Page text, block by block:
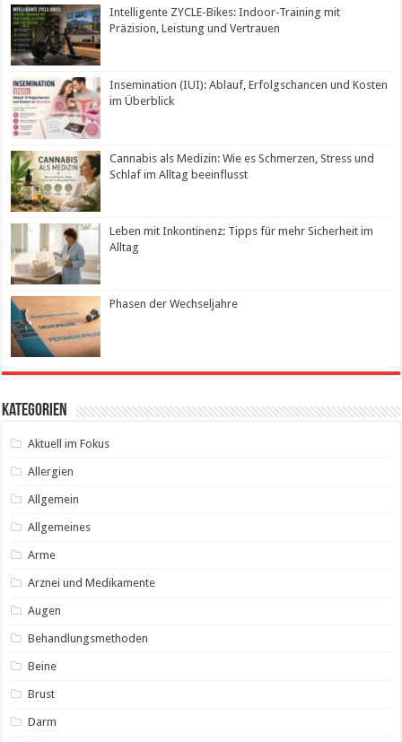
Intelligente ZYCLE-Bikes: Indoor-Training mit
Präzision, Leistung und Vertrauen
Insemination (IUI): Ablauf, Erfolgschancen und Kosten
im Überblick
Cannabis als Medizin: Wie es Schmerzen, Stress und
Schlaf im Alltag beeinflusst
Leben mit Inkontinenz: Tipps für mehr Sicherheit im
Alltag
Phasen der Wechseljahre
Kategorien
Aktuell im Fokus
Allergien
Allgemein
Allgemeines
Arme
Arznei und Medikamente
Augen
Behandlungsmethoden
Beine
Brust
Darm